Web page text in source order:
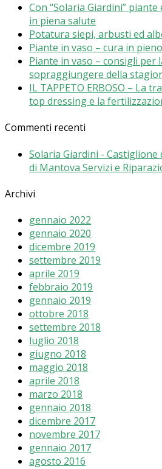
Con “Solaria Giardini”
in piena salute
Potatura siepi, arbusti ed
Piante in vaso – cura in
Piante in vaso – consigli per
sopraggiungere della
IL TAPPETO ERBOSO – La
top dressing e la
Commenti recenti
Solaria Giardini - Castiglione
di Mantova Servizi e
Archivi
gennaio 2022
gennaio 2020
dicembre 2019
settembre 2019
aprile 2019
febbraio 2019
gennaio 2019
ottobre 2018
settembre 2018
luglio 2018
giugno 2018
maggio 2018
aprile 2018
marzo 2018
gennaio 2018
dicembre 2017
novembre 2017
gennaio 2017
agosto 2016